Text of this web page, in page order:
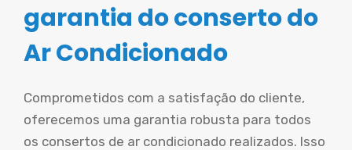
garantia do conserto do
Ar Condicionado
Comprometidos com a satisfação do cliente,
oferecemos uma garantia robusta para todos
os consertos de ar condicionado realizados. Isso